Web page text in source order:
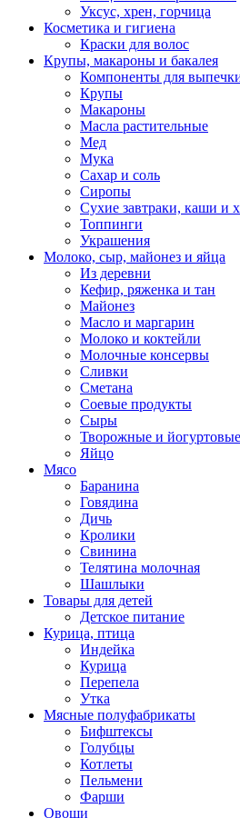
Уксус, хрен, горчица
Косметика и гигиена
Краски для волос
Крупы, макароны и бакалея
Компоненты для
Крупы
Макароны
Масла растительные
Мед
Мука
Сахар и соль
Сиропы
Сухие завтраки, каши и
Топпинги
Украшения
Молоко, сыр, майонез и яйца
Из деревни
Кефир, ряженка и тан
Майонез
Масло и маргарин
Молоко и коктейли
Молочные консервы
Сливки
Сметана
Соевые продукты
Сыры
Творожные и
Яйцо
Мясо
Баранина
Говядина
Дичь
Кролики
Свинина
Телятина молочная
Шашлыки
Товары для детей
Детское питание
Курица, птица
Индейка
Курица
Перепела
Утка
Мясные полуфабрикаты
Бифштексы
Голубцы
Котлеты
Пельмени
Фарши
Овощи